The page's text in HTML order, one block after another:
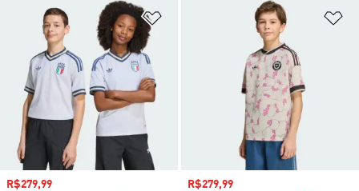
Adicionar à Lista de Desejos
Preço com desconto
R$279,99 Preço com desconto
R$279,99